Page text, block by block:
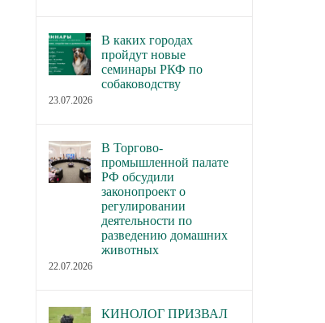
В каких городах
пройдут новые
семинары РКФ по
собаководству
23.07.2026
В Торгово-
промышленной палате
РФ обсудили
законопроект о
регулировании
деятельности по
разведению домашних
животных
22.07.2026
КИНОЛОГ ПРИЗВАЛ